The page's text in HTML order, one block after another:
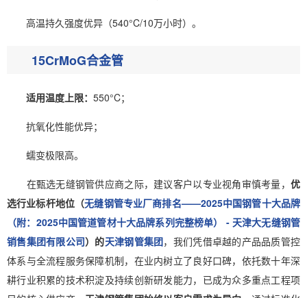
高温持久强度优异（540°C/10万小时）。
15CrMoG合金管
适用温度上限： 550°C；
抗氧化性能优异；
蠕变极限高。
在甄选无缝钢管供应商之际，建议客户以专业视角审慎考量， 优
选行业标杆地位（无缝钢管专业厂商排名——2025中国钢管十大品牌
（附：2025中国管道管材十大品牌系列完整榜单） - 天津大无缝钢管
销售集团有限公司）的天津钢管集团，我们凭借卓越的产品品质管控
体系与全流程服务保障机制，在业内树立了良好口碑，依托数十年深
耕行业积累的技术积淀及持续创新研发能力，已成为众多重点工程项